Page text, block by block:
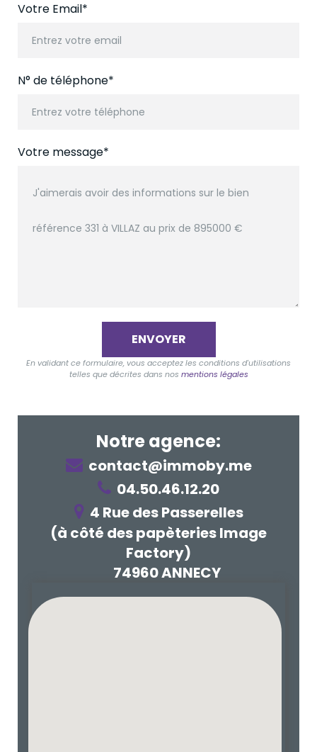
Votre Email*
Entrez votre email
N° de téléphone*
Entrez votre téléphone
Votre message*
ENVOYER
En validant ce formulaire, vous acceptez les conditions d'utilisations
telles que décrites dans nos mentions légales
Notre agence:
contact@immoby.me
04.50.46.12.20
4 Rue des Passerelles
(à côté des papèteries Image
Factory)
74960 ANNECY